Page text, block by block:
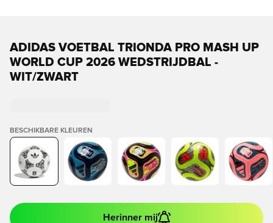
ADIDAS VOETBAL TRIONDA PRO MASH UP
WORLD CUP 2026 WEDSTRIJDBAL -
WIT/ZWART
BESCHIKBARE KLEUREN
Herinner mij